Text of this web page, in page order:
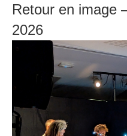
Retour en image
2026